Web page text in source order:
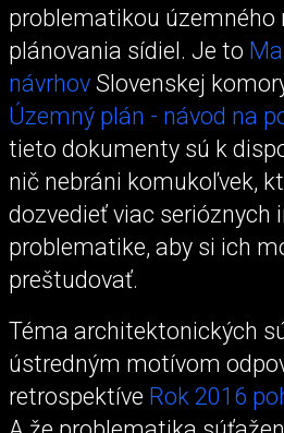
problematikou územného
plánovania sídiel. Je to
návrhov Slovenskej
Územný plán - návod na
tieto dokumenty sú k
nič nebráni komukoľvek,
dozvedieť viac serióznych
problematike, aby si ich
preštudovať.
Téma architektonických
ústredným motívom
retrospektíve Rok 2016